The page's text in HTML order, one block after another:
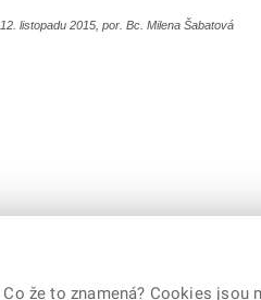
12. listopadu 2015, por. Bc. Milena Šabatová
Co že to znamená? Cookies jsou